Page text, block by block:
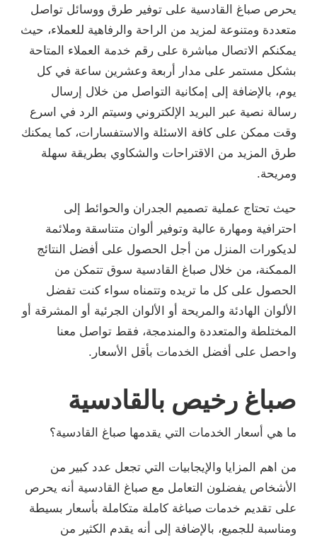
يحرص صباغ القادسية على توفير طرق ووسائل تواصل
متعددة ومتنوعة لمزيد من الراحة والرفاهية للعملاء، حيث
يمكنكم الاتصال مباشرة على رقم خدمة العملاء المتاحة
بشكل مستمر على مدار أربعة وعشرين ساعة في كل
يوم، بالإضافة إلى إمكانية التواصل من خلال إرسال
رسالة نصية عبر البريد الإلكتروني وسيتم الرد في اسرع
وقت ممكن على كافة الاسئلة والاستفسارات، كما يمكنك
طرق المزيد من الاقتراحات والشكاوي بطريقة سهلة
ومريحة.
حيث تحتاج عملية تصميم الجدران والحوائط إلى
احترافية ومهارة عالية وتوفير ألوان متناسقة وملائمة
لديكورات المنزل من أجل الحصول على أفضل النتائج
الممكنة، من خلال صباغ القادسية سوق تتمكن من
الحصول على كل ما تريده وتتمناه سواء كنت تفضل
الألوان الهادئة والمريحة أو الألوان الجرئية أو المشرقة أو
المختلطة والمتعددة والمندمجة، فقط تواصل معنا
واحصل على أفضل الخدمات بأقل الأسعار.
صباغ رخيص بالقادسية
ما هي أسعار الخدمات التي يقدمها صباغ القادسية؟
من اهم المزايا والإيجابيات التي تجعل عدد كبير من
الأشخاص يفضلون التعامل مع صباغ القادسية أنه يحرص
على تقديم خدمات صباغة كاملة متكاملة بأسعار بسيطة
ومناسبة للجميع، بالإضافة إلى أنه يقدم الكثير من